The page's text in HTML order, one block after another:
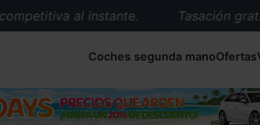
al instante.
Tasación
Más de 5.000
Coches segunda manoOfertas